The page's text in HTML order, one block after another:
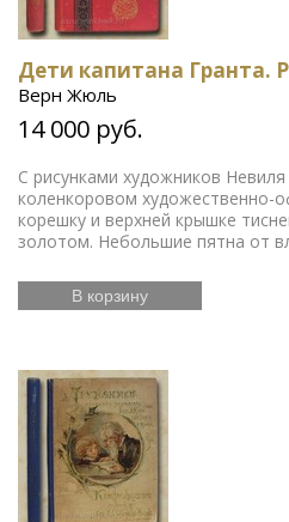
Дети капитана Гранта.
Верн Жюль
14 000 руб.
С рисунками художников
коленкоровом художественно-
корешку и верхней крышке
золотом. Небольшие пятна от
В корзину